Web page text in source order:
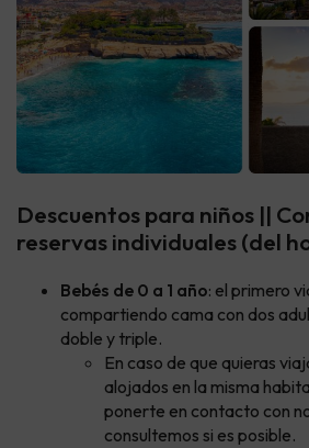
Descuentos para niños ||
reservas individuales (del
Bebés de 0 a 1 año: el primero
compartiendo cama con dos
doble y triple.
En caso de que quieras
alojados en la misma
ponerte en contacto con
consultemos si es posible.